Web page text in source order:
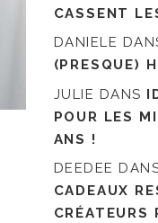
CASSENT
DANIELE
(PRESQUE)
JULIE DANS
POUR LES
ANS !
DEEDEE
CADEAUX
CRÉATEURS